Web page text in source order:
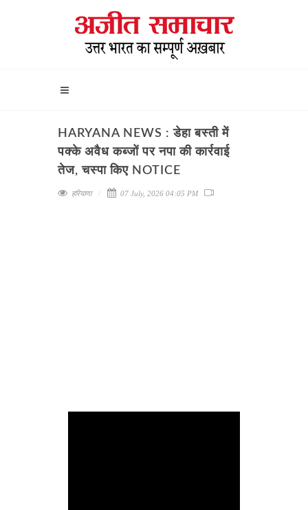
HARYANA NEWS : डेहा बस्ती में
पक्के अवैध कब्जों पर नपा की कार्रवाई
तेज, चस्पा किए NOTICE
हरियाणा 07 July, 2026 04:05 PM